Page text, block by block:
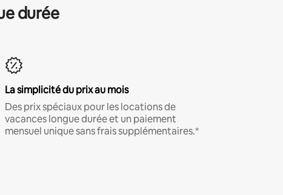
durée
La simplicité du prix au mois
Des prix spéciaux pour les locations de
vacances longue durée et un paiement
mensuel unique sans frais supplémentaires.*